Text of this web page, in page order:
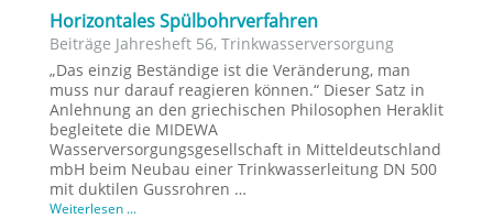
Horizontales Spülbohrverfahren
Beiträge Jahresheft 56, Trinkwasserversorgung
„Das einzig Beständige ist die Veränderung, man
muss nur darauf reagieren können.“ Dieser Satz in
Anlehnung an den griechischen Philosophen Heraklit
begleitete die MIDEWA
Wasserversorgungsgesellschaft in Mitteldeutschland
mbH beim Neubau einer Trinkwasserleitung DN 500
mit duktilen Gussrohren …
Weiterlesen ...